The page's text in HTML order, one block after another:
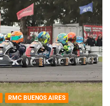
RMC BUENOS AIRES